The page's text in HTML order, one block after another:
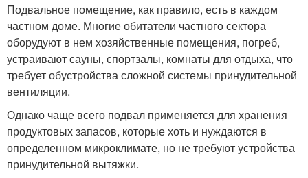
Подвальное помещение, как правило, есть в каждом
частном доме. Многие обитатели частного сектора
оборудуют в нем хозяйственные помещения, погреб,
устраивают сауны, спортзалы, комнаты для отдыха, что
требует обустройства сложной системы принудительной
вентиляции.
Однако чаще всего подвал применяется для хранения
продуктовых запасов, которые хоть и нуждаются в
определенном микроклимате, но не требуют устройства
принудительной вытяжки.